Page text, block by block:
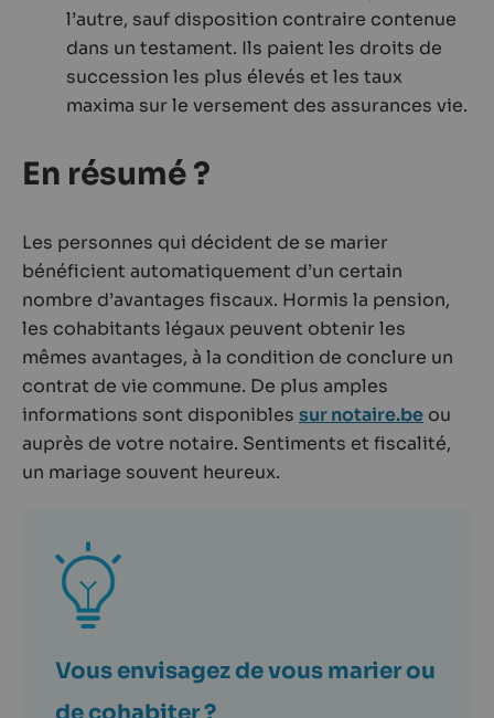
l’autre, sauf disposition contraire contenue
dans un testament. Ils paient les droits de
succession les plus élevés et les taux
maxima sur le versement des assurances vie.
En résumé ?
Les personnes qui décident de se marier
bénéficient automatiquement d’un certain
nombre d’avantages fiscaux. Hormis la pension,
les cohabitants légaux peuvent obtenir les
mêmes avantages, à la condition de conclure un
contrat de vie commune. De plus amples
informations sont disponibles sur notaire.be ou
auprès de votre notaire. Sentiments et fiscalité,
un mariage souvent heureux.
Vous envisagez de vous marier ou